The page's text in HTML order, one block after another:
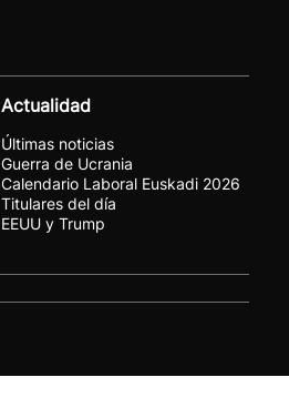
Actualidad
Últimas noticias
Guerra de Ucrania
Calendario Laboral Euskadi 2026
Titulares del día
EEUU y Trump